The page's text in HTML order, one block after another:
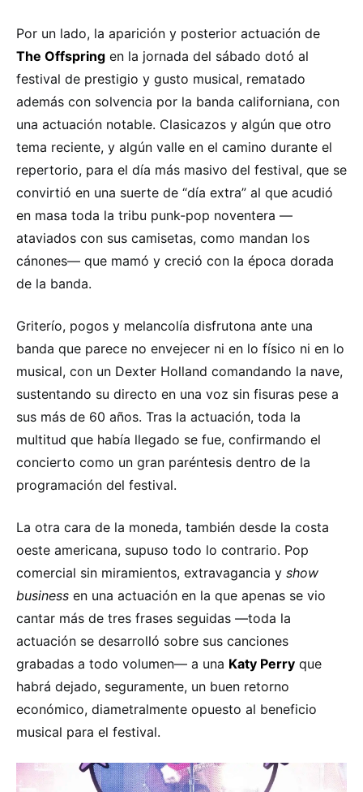
Por un lado, la aparición y posterior actuación de
The Offspring en la jornada del sábado dotó al
festival de prestigio y gusto musical, rematado
además con solvencia por la banda californiana, con
una actuación notable. Clasicazos y algún que otro
tema reciente, y algún valle en el camino durante el
repertorio, para el día más masivo del festival, que se
convirtió en una suerte de “día extra” al que acudió
en masa toda la tribu punk-pop noventera —
ataviados con sus camisetas, como mandan los
cánones— que mamó y creció con la época dorada
de la banda.
Griterío, pogos y melancolía disfrutona ante una
banda que parece no envejecer ni en lo físico ni en lo
musical, con un Dexter Holland comandando la nave,
sustentando su directo en una voz sin fisuras pese a
sus más de 60 años. Tras la actuación, toda la
multitud que había llegado se fue, confirmando el
concierto como un gran paréntesis dentro de la
programación del festival.
La otra cara de la moneda, también desde la costa
oeste americana, supuso todo lo contrario. Pop
comercial sin miramientos, extravagancia y show
business en una actuación en la que apenas se vio
cantar más de tres frases seguidas —toda la
actuación se desarrolló sobre sus canciones
grabadas a todo volumen— a una Katy Perry que
habrá dejado, seguramente, un buen retorno
económico, diametralmente opuesto al beneficio
musical para el festival.